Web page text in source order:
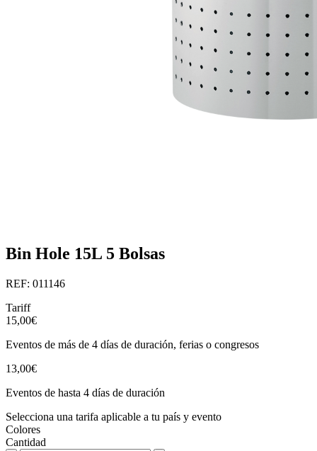
Bin Hole 15L 5 Bolsas
REF: 011146
Tariff
15,00€
Eventos de más de 4 días de duración, ferias o congresos
13,00€
Eventos de hasta 4 días de duración
Selecciona una tarifa aplicable a tu país y evento
Colores
Cantidad